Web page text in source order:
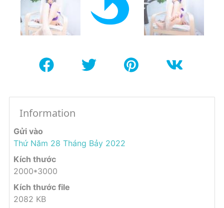
Information
Gửi vào
Thứ Năm 28 Tháng Bảy 2022
Kích thước
2000*3000
Kích thước file
2082 KB